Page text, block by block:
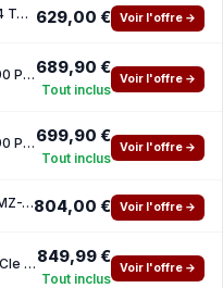
Samsung Samsung 990 PRO 4 To SSD PCIe 4.0 NVMe M.2 629,00 € Voir l'offre →
Samsung 4 To M.2 NVMe - 990 PRO 689,90 €
Tout inclus
Voir l'offre →
Samsung 4 To M.2 NVMe - 990 PRO 699,90 €
Tout inclus
Voir l'offre →
Samsung Samsung 990 PRO MZ-V9P4T0BW - SSD - 4 To - PCIe 4.0 x4 (NVMe)804,00 € Voir l'offre →
Samsung SSD 990 PRO M.2 PCIe NVMe 4 To 849,99 €
Tout inclus
Voir l'offre →